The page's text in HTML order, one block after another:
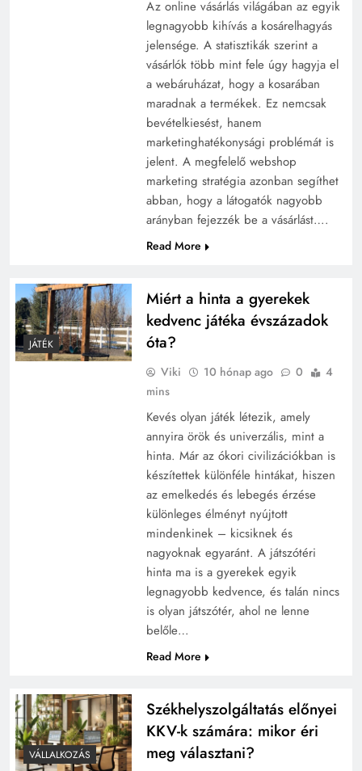
Az online vásárlás világában az egyik
legnagyobb kihívás a kosárelhagyás
jelensége. A statisztikák szerint a
vásárlók több mint fele úgy hagyja el
a webáruházat, hogy a kosarában
maradnak a termékek. Ez nemcsak
bevételkiesést, hanem
marketinghatékonysági problémát is
jelent. A megfelelő webshop
marketing stratégia azonban segíthet
abban, hogy a látogatók nagyobb
arányban fejezzék be a vásárlást….
Read More
JÁTÉK
Miért a hinta a gyerekek
kedvenc játéka évszázadok
óta?
Viki 10 hónap ago 0
4
mins
Kevés olyan játék létezik, amely
annyira örök és univerzális, mint a
hinta. Már az ókori civilizációkban is
készítettek különféle hintákat, hiszen
az emelkedés és lebegés érzése
különleges élményt nyújtott
mindenkinek – kicsiknek és
nagyoknak egyaránt. A játszótéri
hinta ma is a gyerekek egyik
legnagyobb kedvence, és talán nincs
is olyan játszótér, ahol ne lenne
belőle…
Read More
VÁLLALKOZÁS
Székhelyszolgáltatás előnyei
KKV-k számára: mikor éri
meg választani?